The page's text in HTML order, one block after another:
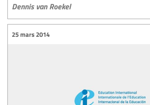
Dennis van Roekel
25 mars 2014